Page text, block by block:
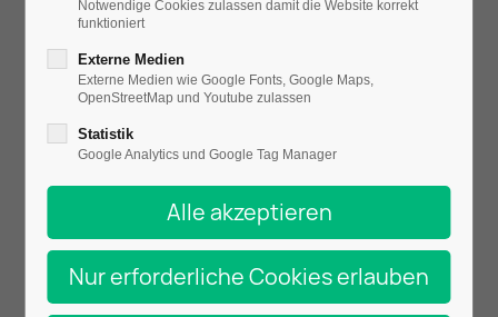
Notwendige Cookies zulassen damit die Website korrekt
funktioniert
Externe Medien
Externe Medien wie Google Fonts, Google Maps,
OpenStreetMap und Youtube zulassen
Statistik
Google Analytics und Google Tag Manager